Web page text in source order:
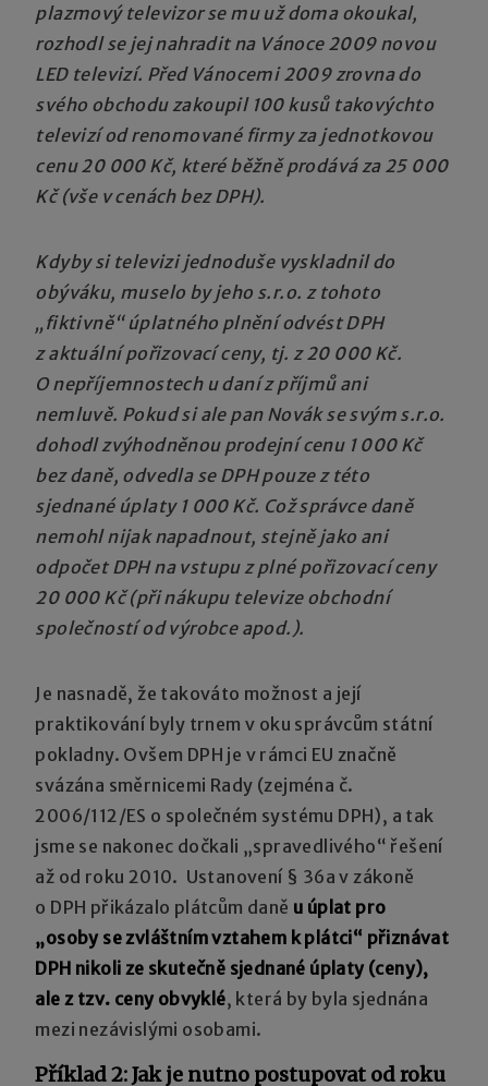
plazmový televizor se mu už doma okoukal,
rozhodl se jej nahradit na Vánoce 2009 novou
LED televizí. Před Vánocemi 2009 zrovna do
svého obchodu zakoupil 100 kusů takovýchto
televizí od renomované firmy za jednotkovou
cenu 20 000 Kč, které běžně prodává za 25 000
Kč (vše v cenách bez DPH).
Kdyby si televizi jednoduše vyskladnil do
obýváku, muselo by jeho s.r.o. z tohoto
„fiktivně“ úplatného plnění odvést DPH
z aktuální pořizovací ceny, tj. z 20 000 Kč.
O nepříjemnostech u daní z příjmů ani
nemluvě. Pokud si ale pan Novák se svým s.r.o.
dohodl zvýhodněnou prodejní cenu 1 000 Kč
bez daně, odvedla se DPH pouze z této
sjednané úplaty 1 000 Kč. Což správce daně
nemohl nijak napadnout, stejně jako ani
odpočet DPH na vstupu z plné pořizovací ceny
20 000 Kč (při nákupu televize obchodní
společností od výrobce apod.).
Je nasnadě, že takováto možnost a její
praktikování byly trnem v oku správcům státní
pokladny. Ovšem DPH je v rámci EU značně
svázána směrnicemi Rady (zejména č.
2006/112/ES o společném systému DPH), a tak
jsme se nakonec dočkali „spravedlivého“ řešení
až od roku 2010. Ustanovení § 36a v zákoně
o DPH přikázalo plátcům daně u úplat pro
„osoby se zvláštním vztahem k plátci“ přiznávat
DPH nikoli ze skutečně sjednané úplaty (ceny),
ale z tzv. ceny obvyklé, která by byla sjednána
mezi nezávislými osobami.
Příklad 2: Jak je nutno postupovat od roku